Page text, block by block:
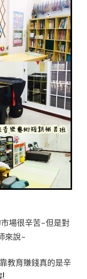
場很辛苦~但是對
來說~
教育賺錢真的是辛
!